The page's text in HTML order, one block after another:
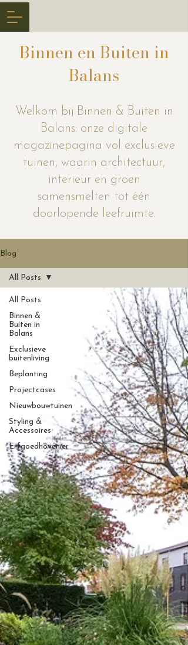
Binnen en Buiten in
Balans
Welkom bij Binnen & Buiten in
Balans: onze digitale
magazinepagina vol exclusieve
tuinen, waarin architectuur,
interieur en groen
samensmelten tot één
doorlopende leefruimte.
Blog
All Posts
Binnen &
Buiten in
Balans
Exclusieve
buitenliving
Beplanting
Projectcases
Nieuwbouwtuinen
Styling &
Accessoires
Erfgoedhovenier
All Posts